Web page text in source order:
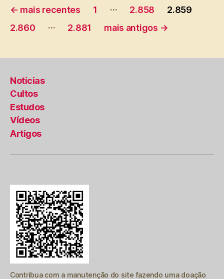
Paginação
de
← mais recentes 1 … 2.858
2.859
2.860
… 2.881 mais antigos →
Noticias
Cultos
Estudos
Vídeos
Artigos
Contribua com a manutenção do site fazendo uma doação